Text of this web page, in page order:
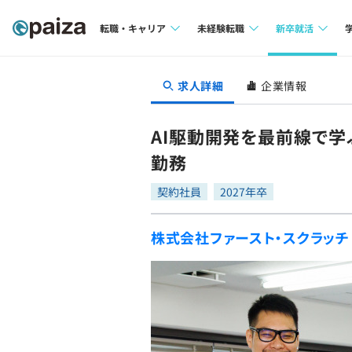
転職・キャリア
転職成功ガイド
未経験転職
求人検索
転職成功ガイド
新卒就活
本選考
インターン
インタビュー
就活成功ガイド
求人詳細 企業情報
AI駆動開発を最前線で学
勤務
契約社員 2027年卒
株式会社ファースト・スクラッチ